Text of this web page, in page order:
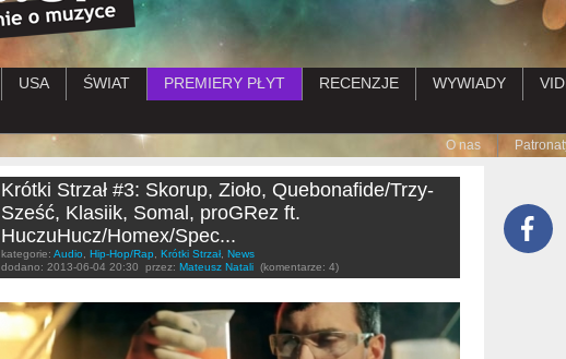
USA ŚWIAT PREMIERY PŁYT RECENZJE WYWIADY
Submenu
O nas
Krótki Strzał #3: Skorup, Zioło, Quebonafide/Trzy-
Sześć, Klasiik, Somal, proGRez ft.
HuczuHucz/Homex/Spec...
kategorie: Audio Hip-Hop/Rap Krótki Strzał, News
dodano: 2013-06-04 20:30 przez: Mateusz Natali (komentarze: 4)